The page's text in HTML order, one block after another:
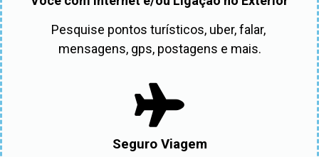
Pesquise pontos turísticos, uber, falar,
mensagens, gps, postagens e mais.
Seguro Viagem